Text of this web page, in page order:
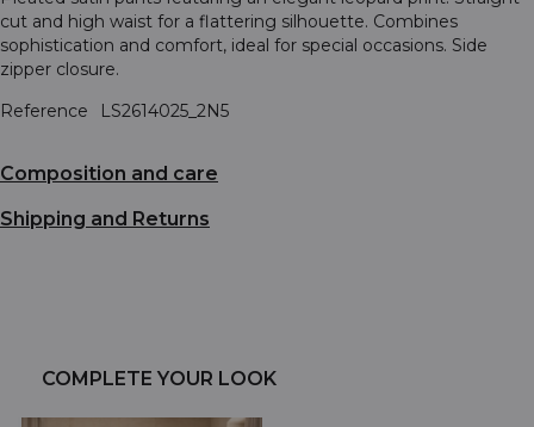
cut and high waist for a flattering silhouette. Combines
sophistication and comfort, ideal for special occasions. Side
zipper closure.
Reference
LS2614025_2N5
Composition and care
Shipping and Returns
COMPLETE YOUR LOOK